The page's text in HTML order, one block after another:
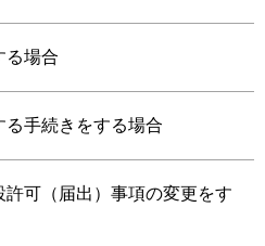
る場合
手続きをする場合
可（届出）事項の変更をす